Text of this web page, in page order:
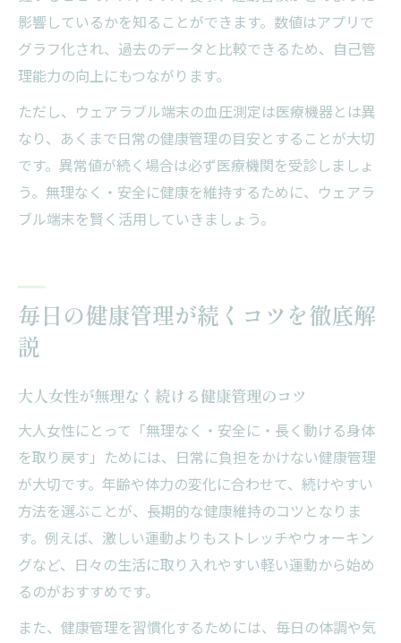
影響しているかを知ることができます。数値はアプリで
グラフ化され、過去のデータと比較できるため、自己管
理能力の向上にもつながります。
ただし、ウェアラブル端末の血圧測定は医療機器とは異
なり、あくまで日常の健康管理の目安とすることが大切
です。異常値が続く場合は必ず医療機関を受診しましょ
う。無理なく・安全に健康を維持するために、ウェアラ
ブル端末を賢く活用していきましょう。
毎日の健康管理が続くコツを徹底解
説
大人女性が無理なく続ける健康管理のコツ
大人女性にとって「無理なく・安全に・長く動ける身体
を取り戻す」ためには、日常に負担をかけない健康管理
が大切です。年齢や体力の変化に合わせて、続けやすい
方法を選ぶことが、長期的な健康維持のコツとなりま
す。例えば、激しい運動よりもストレッチやウォーキン
グなど、日々の生活に取り入れやすい軽い運動から始め
るのがおすすめです。
また、健康管理を習慣化するためには、毎日の体調や気